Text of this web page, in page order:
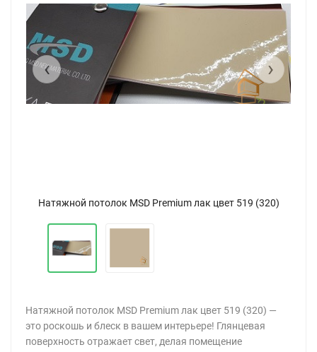
Натяжной потолок MSD Premium лак цвет 519 (320)
‹ ›
Натяжной потолок MSD Premium лак цвет 519 (320) —
это роскошь и блеск в вашем интерьере! Глянцевая
поверхность отражает свет, делая помещение